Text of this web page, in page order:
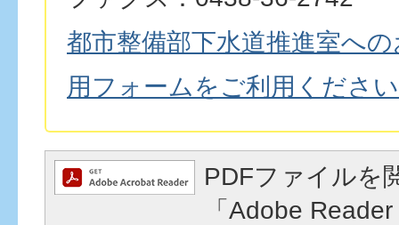
都市整備部下水道推進室へ
用フォームをご利用くださ
PDFファイルを
「Adobe